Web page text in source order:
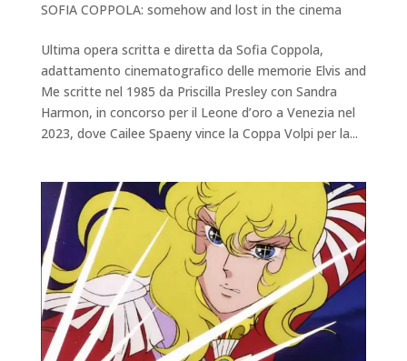
SOFIA COPPOLA: somehow and lost in the cinema
Ultima opera scritta e diretta da Sofia Coppola,
adattamento cinematografico delle memorie Elvis and
Me scritte nel 1985 da Priscilla Presley con Sandra
Harmon, in concorso per il Leone d’oro a Venezia nel
2023, dove Cailee Spaeny vince la Coppa Volpi per la...